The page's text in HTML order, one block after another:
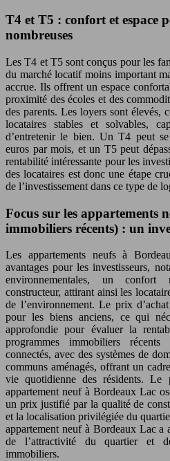
T4 et T5 : confort et espace
nombreuses
Les T4 et T5 sont conçus pour les
du marché locatif moins important
accrue. Ils offrent un espace
proximité des écoles et des
des parents. Les loyers sont élevés,
locataires stables et solvables,
d’entretenir le bien. Un T4 peut
euros par mois, et un T5 peut
rentabilité intéressante pour les
des locataires est donc une étape
de l’investissement dans ce type de
Focus sur les appartements
immobiliers récents) : un
Les appartements neufs à
avantages pour les investisseurs,
environnementales, un
constructeur, attirant ainsi les
de l’environnement. Le prix
pour les biens anciens, ce qui
approfondie pour évaluer la
programmes immobiliers récents
connectés, avec des systèmes de
communs aménagés, offrant un
vie quotidienne des résidents.
appartement neuf à Bordeaux Lac
un prix justifié par la qualité de
et la localisation privilégiée du
appartement neuf à Bordeaux Lac a
de l’attractivité du quartier et
immobiliers.